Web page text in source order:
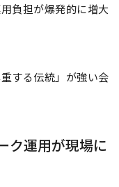
負担が爆発的に増大
する伝統」が強い会
ク運用が現場に